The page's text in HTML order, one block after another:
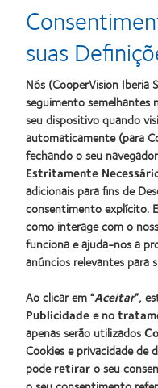
Learn
about
Silmo
d’Or
para
o
melhor
produto
com
MyDay™
(2013)
do
de
Os nossos
Tecnologia de
Encontre as suas
Procurar um
suas
Nós (CooperVision Iberia
seguimento semelhantes
seu dispositivo quando
automaticamente (para
fechando o seu
Estritamente
adicionais para fins de
consentimento explícito.
como interage com o
funciona e ajuda-nos a
anúncios relevantes para
Ao clicar em “Aceitar”,
Publicidadee no
apenas serão utilizados
Cookies e privacidade de
poderetiraro seu